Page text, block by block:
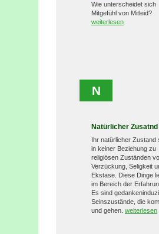
Wie unterscheidet sich
Mitgefühl von Mitleid?
weiterlesen
N
Natürlicher Zusatnd
Ihr natürlicher Zustand
in keiner Beziehung zu
religiösen Zuständen
Verzückung, Seligkeit
Ekstase. Diese Dinge
im Bereich der
Es sind
Seinszustände, die
und gehen. weiterlesen